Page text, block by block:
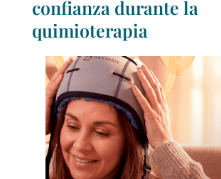
confianza durante la
quimioterapia